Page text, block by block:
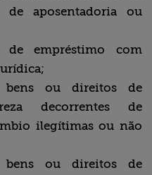
de aposentadoria ou
empréstimo com
ou direitos de
decorrentes de
ilegítimas ou não
bens ou direitos de